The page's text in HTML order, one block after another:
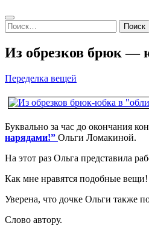
Search
Найти:
Из обрезков брюк —
Переделка вещей
Буквально за час до окончания
нарядами!” Ольги Ломакиной.
На этот раз Ольга представила
Как мне нравятся подобные вещи!
Уверена, что дочке Ольги также
Слово автору.